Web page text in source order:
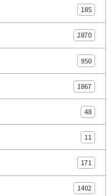
185
2870
950
1867
48
11
171
1402